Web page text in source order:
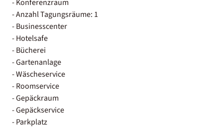
- Konferenzraum
- Anzahl Tagungsräume: 1
- Businesscenter
- Hotelsafe
- Bücherei
- Gartenanlage
- Wäscheservice
- Roomservice
- Gepäckraum
- Gepäckservice
- Parkplatz